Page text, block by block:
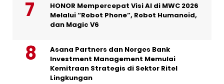
HONOR Mempercepat Visi AI di MWC 2026
Melalui “Robot Phone”, Robot Humanoid,
dan Magic V6
Asana Partners dan Norges Bank
Investment Management Memulai
Kemitraan Strategis di Sektor Ritel
Lingkungan